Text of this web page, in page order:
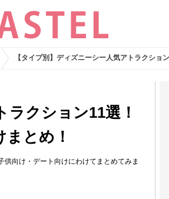
【タイプ別】ディズニーシー人気アトラクショ
ラクション11選！
とめ！
向け・デート向けにわけてまとめてみま